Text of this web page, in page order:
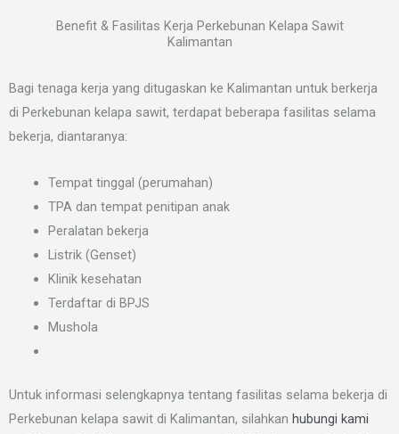
Benefit & Fasilitas Kerja Perkebunan Kelapa Sawit
Kalimantan
Bagi tenaga kerja yang ditugaskan ke Kalimantan untuk berkerja
di Perkebunan kelapa sawit, terdapat beberapa fasilitas selama
bekerja, diantaranya:
Tempat tinggal (perumahan)
TPA dan tempat penitipan anak
Peralatan bekerja
Listrik (Genset)
Klinik kesehatan
Terdaftar di BPJS
Mushola
Untuk informasi selengkapnya tentang fasilitas selama bekerja di
Perkebunan kelapa sawit di Kalimantan, silahkan hubungi kami